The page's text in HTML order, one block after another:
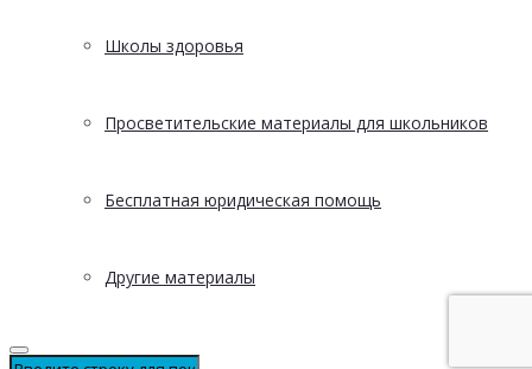
Школы здоровья
Просветительские материалы для школьников
Бесплатная юридическая помощь
Другие материалы